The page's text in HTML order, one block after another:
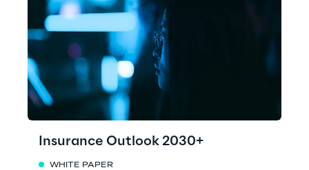
Insurance Outlook 2030+
WHITE PAPER